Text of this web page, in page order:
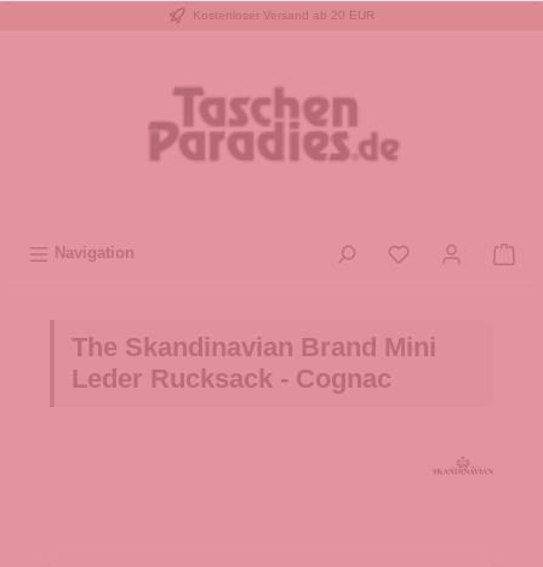
Kostenloser Versand ab 20 EUR
Navigation
The Skandinavian Brand Mini
Leder Rucksack - Cognac